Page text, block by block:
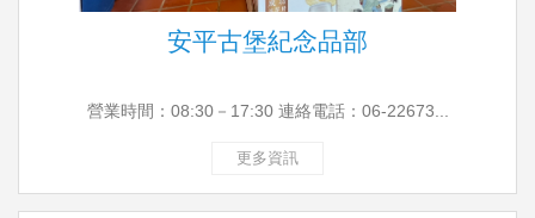
安平古堡紀念品部
營業時間：08:30－17:30 連絡電話：06-22673...
更多資訊